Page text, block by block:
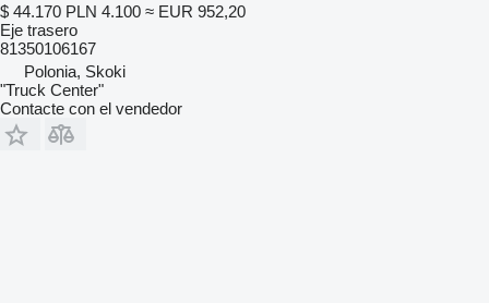
$ 44.170 PLN 4.100 ≈ EUR 952,20
Eje trasero
81350106167
Polonia, Skoki
"Truck Center"
Contacte con el vendedor